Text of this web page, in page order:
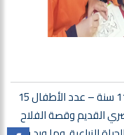
رسم مصور لقصة الفلاح الفصيح من سن 11 سنة – عدد الأطفال 15
القديم وقصة الفلاح